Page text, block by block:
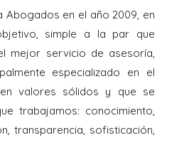
Abogados en el año 2009, en
simple a la par que
mejor servicio de asesoría,
especializado en el
valores sólidos y que se
trabajamos: conocimiento,
transparencia, sofisticación,